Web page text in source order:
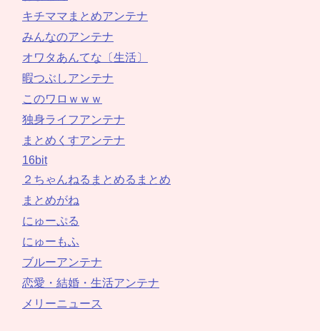
キチママまとめアンテナ
みんなのアンテナ
オワタあんてな〔生活〕
暇つぶしアンテナ
このワロｗｗｗ
独身ライフアンテナ
まとめくすアンテナ
16bit
２ちゃんねるまとめるまとめ
まとめがね
にゅーぷる
にゅーもふ
ブルーアンテナ
恋愛・結婚・生活アンテナ
メリーニュース